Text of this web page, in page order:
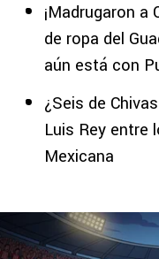
¡Madrugaron a
de ropa del
aún está con
¿Seis de
Luis Rey entre
Mexicana